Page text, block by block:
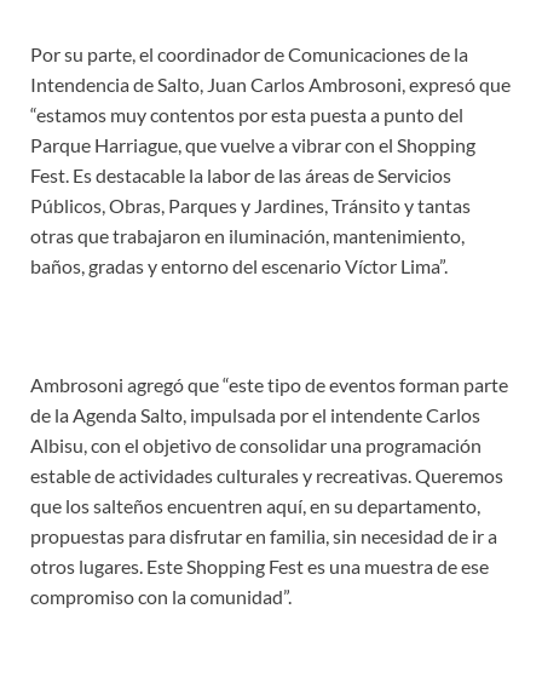
Por su parte, el coordinador de Comunicaciones de la
Intendencia de Salto, Juan Carlos Ambrosoni, expresó que
“estamos muy contentos por esta puesta a punto del
Parque Harriague, que vuelve a vibrar con el Shopping
Fest. Es destacable la labor de las áreas de Servicios
Públicos, Obras, Parques y Jardines, Tránsito y tantas
otras que trabajaron en iluminación, mantenimiento,
baños, gradas y entorno del escenario Víctor Lima”.
Ambrosoni agregó que “este tipo de eventos forman parte
de la Agenda Salto, impulsada por el intendente Carlos
Albisu, con el objetivo de consolidar una programación
estable de actividades culturales y recreativas. Queremos
que los salteños encuentren aquí, en su departamento,
propuestas para disfrutar en familia, sin necesidad de ir a
otros lugares. Este Shopping Fest es una muestra de ese
compromiso con la comunidad”.